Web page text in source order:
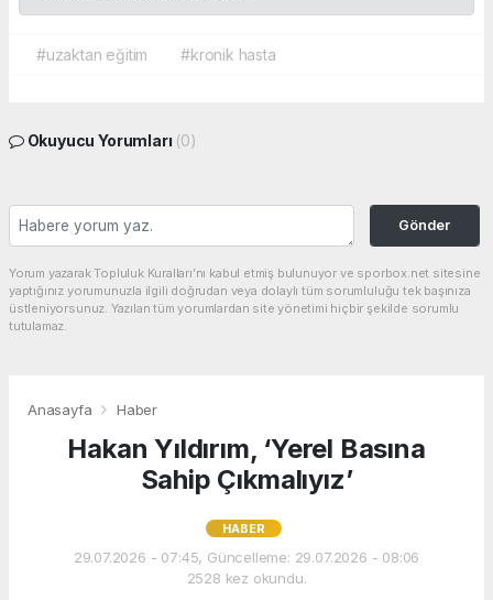
#uzaktan eğitim #kronik hasta
Okuyucu Yorumları (0)
Gönder
Yorum yazarak Topluluk Kuralları’nı kabul etmiş bulunuyor ve sporbox.net sitesine
yaptığınız yorumunuzla ilgili doğrudan veya dolaylı tüm sorumluluğu tek başınıza
üstleniyorsunuz. Yazılan tüm yorumlardan site yönetimi hiçbir şekilde sorumlu
tutulamaz.
Anasayfa Haber
Hakan Yıldırım, ‘Yerel Basına
Sahip Çıkmalıyız’
HABER
29.07.2026 - 07:45, Güncelleme: 29.07.2026 - 08:06
2528 kez okundu.